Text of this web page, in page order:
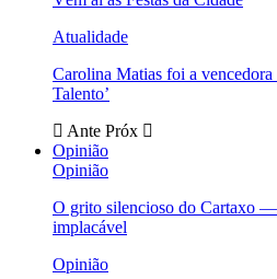
Atualidade
Carolina Matias foi a
Talento’
Ante Próx
Opinião
Opinião
O grito silencioso do Cartaxo —
implacável
Opinião